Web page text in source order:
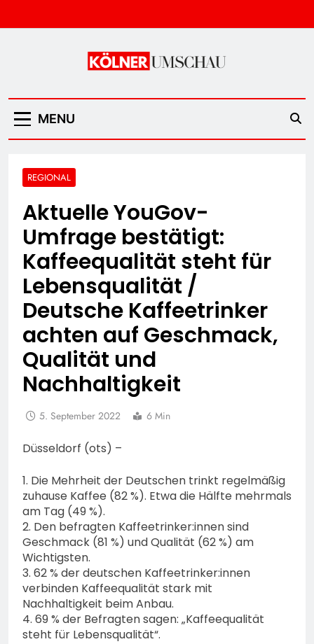
to
Kölner Umschau
MENU
REGIONAL
Aktuelle YouGov-
Umfrage bestätigt:
Kaffeequalität steht für
Lebensqualität /
Deutsche Kaffeetrinker
achten auf Geschmack,
Qualität und
Nachhaltigkeit
5. September 2022 6 Min
Düsseldorf (ots) –
1. Die Mehrheit der Deutschen trinkt regelmäßig
zuhause Kaffee (82 %). Etwa die Hälfte mehrmals
am Tag (49 %).
2. Den befragten Kaffeetrinker:innen sind
Geschmack (81 %) und Qualität (62 %) am
Wichtigsten.
3. 62 % der deutschen Kaffeetrinker:innen
verbinden Kaffeequalität stark mit
Nachhaltigkeit beim Anbau.
4. 69 % der Befragten sagen: „Kaffeequalität
steht für Lebensqualität“.